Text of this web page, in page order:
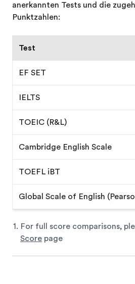
anerkannten Tests und die
Punktzahlen:
Test
EF SET
IELTS
TOEIC (R&L)
Cambridge English Scale
TOEFL iBT
Global Scale of English
For full score comparisons,
Score page